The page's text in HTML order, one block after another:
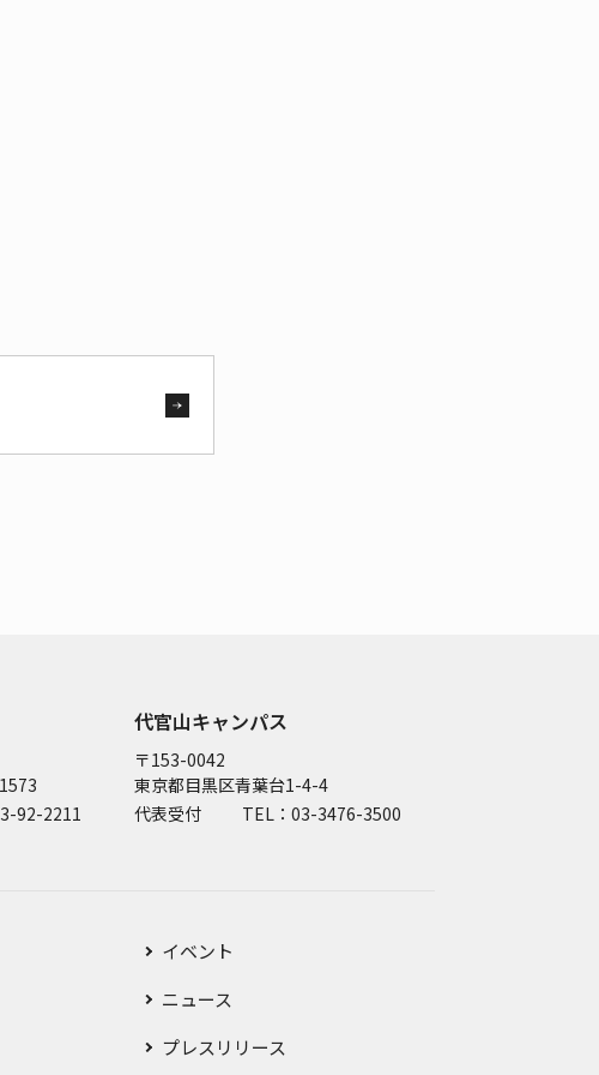
92-2211
代官山キャンパス
〒153-0042
東京都目黒区青葉台1-4-4
代表受付
TEL：03-3476-3500
イベント
ニュース
プレスリリース